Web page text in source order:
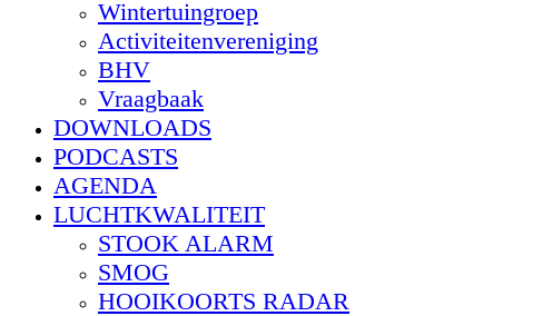
Wintertuingroep
Activiteitenvereniging
BHV
Vraagbaak
DOWNLOADS
PODCASTS
AGENDA
LUCHTKWALITEIT
STOOK ALARM
SMOG
HOOIKOORTS RADAR